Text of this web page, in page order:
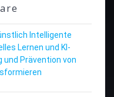
Intelligente
Lernen und KI-
Prävention von